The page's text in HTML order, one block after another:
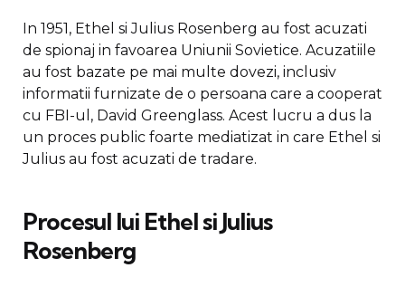
In 1951, Ethel si Julius Rosenberg au fost acuzati
de spionaj in favoarea Uniunii Sovietice. Acuzatiile
au fost bazate pe mai multe dovezi, inclusiv
informatii furnizate de o persoana care a cooperat
cu FBI-ul, David Greenglass. Acest lucru a dus la
un proces public foarte mediatizat in care Ethel si
Julius au fost acuzati de tradare.
Procesul lui Ethel si Julius
Rosenberg